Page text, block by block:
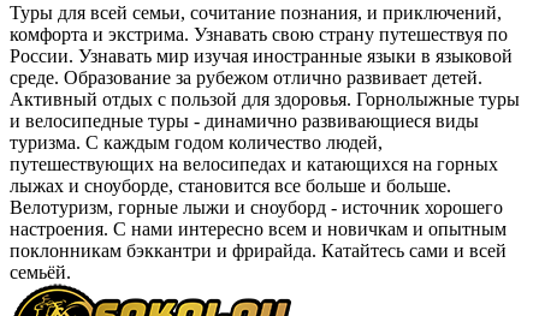
Туры для всей семьи, сочитание познания, и приключений,
комфорта и экстрима. Узнавать свою страну путешествуя по
России. Узнавать мир изучая иностранные языки в языковой
среде. Образование за рубежом отлично развивает детей.
Активный отдых с пользой для здоровья. Горнолыжные туры
и велосипедные туры - динамично развивающиеся виды
туризма. С каждым годом количество людей,
путешествующих на велосипедах и катающихся на горных
лыжах и сноуборде, становится все больше и больше.
Велотуризм, горные лыжи и сноуборд - источник хорошего
настроения. С нами интересно всем и новичкам и опытным
поклонникам бэккантри и фрирайда. Катайтесь сами и всей
семьёй.